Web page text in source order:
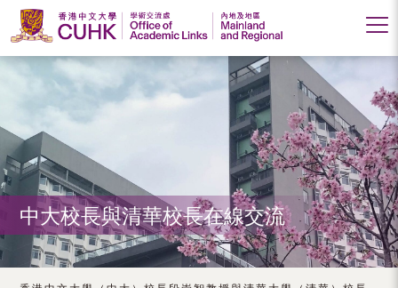
香
港
中
文
大
學
學
中大校長與清華校長在線交流